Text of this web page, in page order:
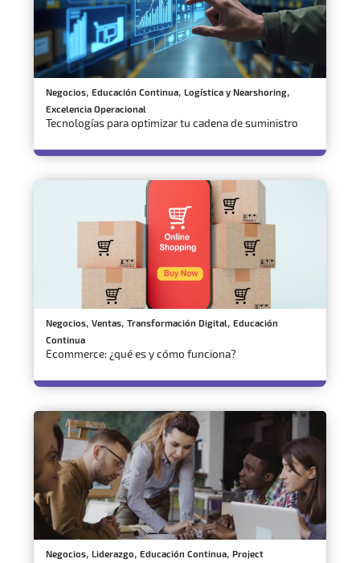
Negocios, Educación Continua, Logística y Nearshoring,
Excelencia Operacional
Tecnologías para optimizar tu cadena de suministro
Negocios, Ventas, Transformación Digital, Educación
Continua
Ecommerce: ¿qué es y cómo funciona?
Negocios, Liderazgo, Educación Continua, Project